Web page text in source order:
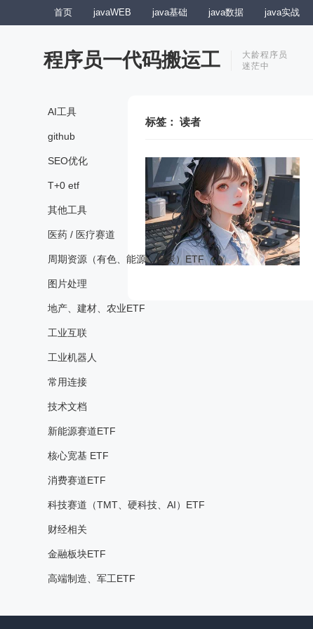
首页 javaWEB java基础 java数据 java实战
程序员一代码搬运工
大龄程序员
迷茫中
AI工具
github
SEO优化
T+0 etf
其他工具
医药 / 医疗赛道
周期资源（有色、能源、煤炭）ETF
图片处理
地产、建材、农业ETF
工业互联
工业机器人
常用连接
技术文档
新能源赛道ETF
核心宽基 ETF
消费赛道ETF
科技赛道（TMT、硬科技、AI）ETF
财经相关
金融板块ETF
高端制造、军工ETF
标签： 读者